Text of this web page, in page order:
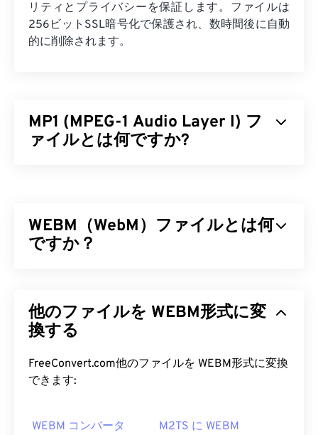
リティとプライバシーを保証します。ファイルは
256ビットSSL暗号化で保護され、数時間後に自動
的に削除されます。
MP1 (MPEG-1 Audio Layer I) フ
ァイルとは何ですか?
ます。MP1は デジタルコンパクトカセット形式の一
部でした。MP1だったファイルのほとんどは、新し
MP1 ファイルを開くにはどうすれ
ばいいですか?
MP1 は大部分が廃止されているため、MP1 ファイ
ォームで動作するという利点もあります。
WEBM（WebM）ファイルとは何
ですか？
HTML5との互換性を考慮して設計されました。チ
ャプター、キャプション、字幕、メタデータタグ、
3Dコンテナ、ハードウェアプレーヤーをサポート
しています。WEBMは、ビデオストリームを
他のファイルを WEBM形式に変
換する
FreeConvert.com他のファイルを WEBM形式に変換
できます:
WEBM コンバータ M2TS に WEBM